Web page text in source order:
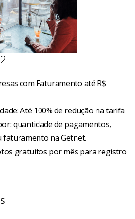
com Faturamento até R$
Até 100% de redução na tarifa
quantidade de pagamentos,
na Getnet.
gratuitos por mês para registro